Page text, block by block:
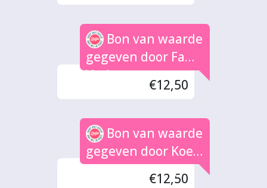
Bon van waarde
gegeven door Fam.
Verhage
€12,50
Bon van waarde
gegeven door Koen
van Ravensberg
€12,50